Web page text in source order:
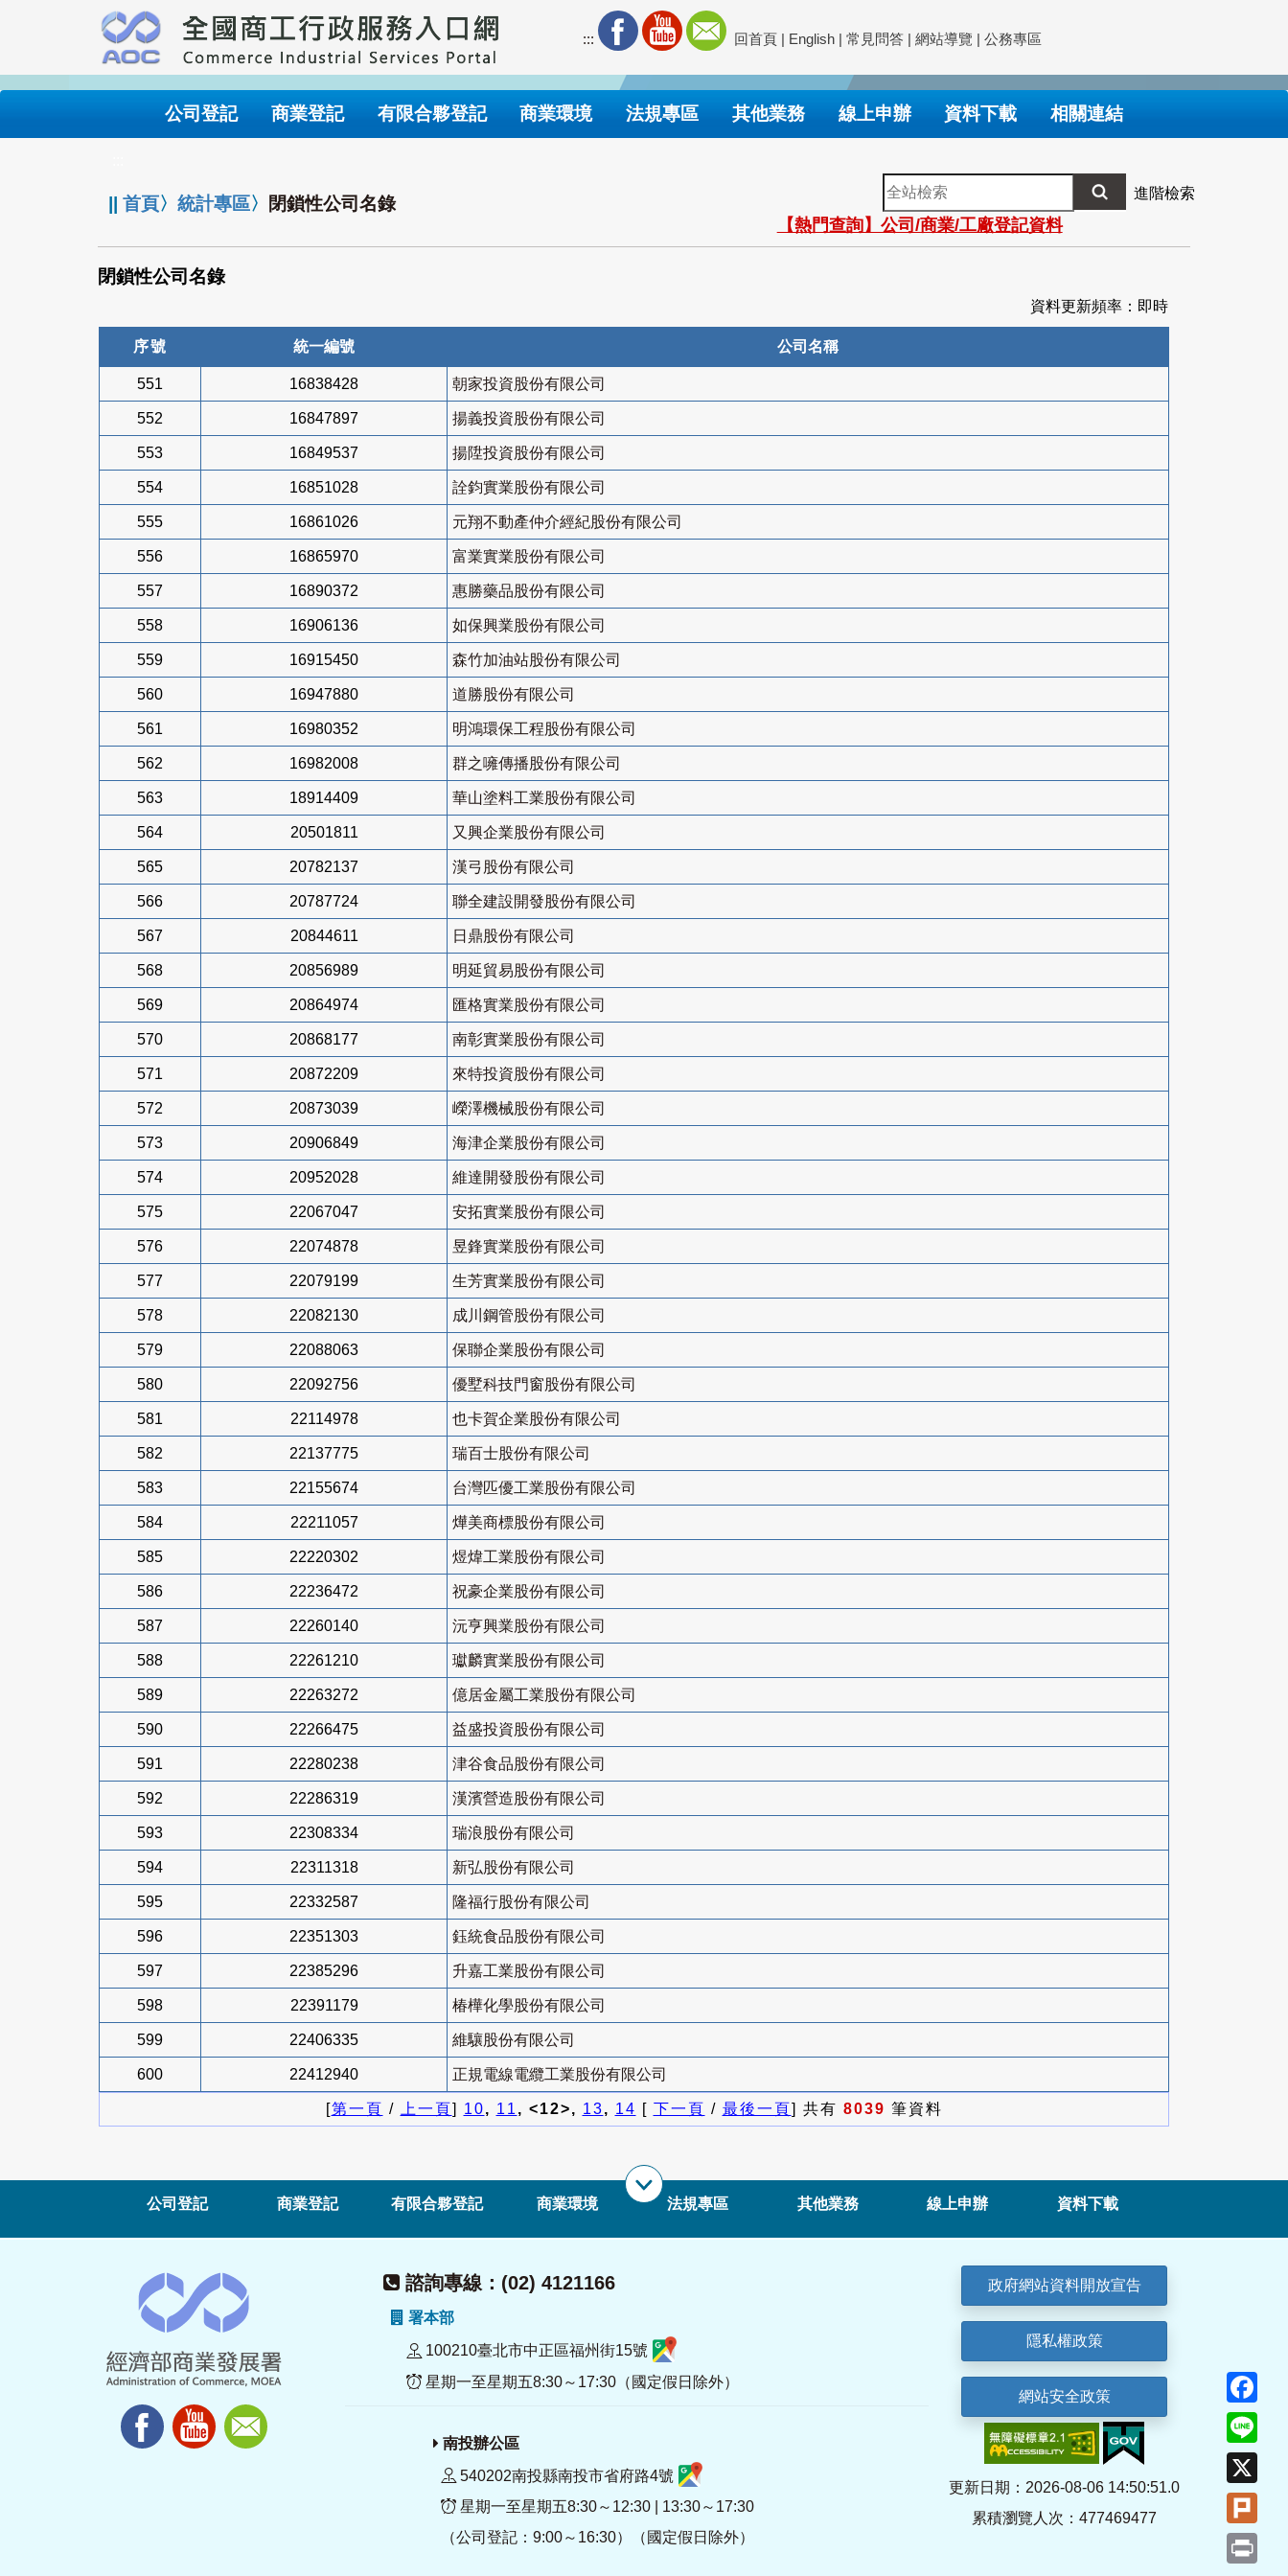
要
內
::: 回首頁 | English | 常見問答 | 網站導覽 | 公務專區
公司登記 商業登記 有限合夥登記 商業環境 法規專區 其他業務 線上申辦 資料下載 相關連結
||首頁〉統計專區〉 閉鎖性公司名錄
全
站
檢
索
進階檢索
【熱門查詢】公司/商業/工廠登記資料
閉鎖性公司名錄
資料更新頻率：即時
序號 統一編號 公司名稱
551 16838428 朝家投資股份有限公司
552 16847897 揚義投資股份有限公司
553 16849537 揚陞投資股份有限公司
554 16851028 詮鈞實業股份有限公司
555 16861026 元翔不動產仲介經紀股份有限公司
556 16865970 富業實業股份有限公司
557 16890372 惠勝藥品股份有限公司
558 16906136 如保興業股份有限公司
559 16915450 森竹加油站股份有限公司
560 16947880 道勝股份有限公司
561 16980352 明鴻環保工程股份有限公司
562 16982008 群之噰傳播股份有限公司
563 18914409 華山塗料工業股份有限公司
564 20501811 又興企業股份有限公司
565 20782137 漢弓股份有限公司
566 20787724 聯全建設開發股份有限公司
567 20844611 日鼎股份有限公司
568 20856989 明延貿易股份有限公司
569 20864974 匯格實業股份有限公司
570 20868177 南彰實業股份有限公司
571 20872209 來特投資股份有限公司
572 20873039 嶸澤機械股份有限公司
573 20906849 海津企業股份有限公司
574 20952028 維達開發股份有限公司
575 22067047 安拓實業股份有限公司
576 22074878 昱鋒實業股份有限公司
577 22079199 生芳實業股份有限公司
578 22082130 成川鋼管股份有限公司
579 22088063 保聯企業股份有限公司
580 22092756 優墅科技門窗股份有限公司
581 22114978 也卡賀企業股份有限公司
582 22137775 瑞百士股份有限公司
583 22155674 台灣匹優工業股份有限公司
584 22211057 燁美商標股份有限公司
585 22220302 煜煒工業股份有限公司
586 22236472 祝豪企業股份有限公司
587 22260140 沅亨興業股份有限公司
588 22261210 瓛麟實業股份有限公司
589 22263272 億居金屬工業股份有限公司
590 22266475 益盛投資股份有限公司
591 22280238 津谷食品股份有限公司
592 22286319 漢濱營造股份有限公司
593 22308334 瑞浪股份有限公司
594 22311318 新弘股份有限公司
595 22332587 隆福行股份有限公司
596 22351303 鈺統食品股份有限公司
597 22385296 升嘉工業股份有限公司
598 22391179 椿樺化學股份有限公司
599 22406335 維驤股份有限公司
600 22412940 正規電線電纜工業股份有限公司
[第一頁 / 上一頁] 10, 11, <12>, 13, 14 [ 下一頁 / 最後一頁] 共有 8039 筆資料
公司登記 商業登記 有限合夥登記 商業環境 法規專區 其他業務 線上申辦 資料下載
諮詢專線：(02) 4121166
署本部
100210臺北市中正區福州街15號
星期一至星期五8:30～17:30（國定假日除外）
南投辦公區
540202南投縣南投市省府路4號
星期一至星期五8:30～12:30 | 13:30～17:30
（公司登記：9:00～16:30）（國定假日除外）
政府網站資料開放宣告
隱私權政策
網站安全政策
更新日期：2026-08-06 14:50:51.0
累積瀏覽人次：477469477